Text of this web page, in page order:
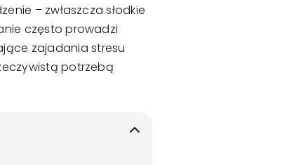
– zwłaszcza słodkie
często prowadzi
zajadania stresu
potrzebą